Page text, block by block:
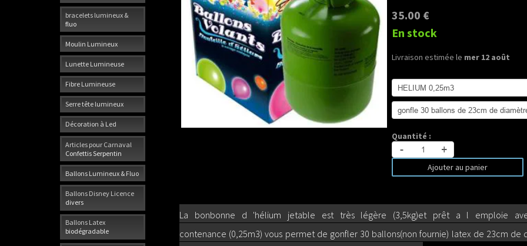
bracelets lumineux &
fluo
Moulin Lumineux
Lunette Lumineuse
Fibre Lumineuse
Serre tête lumineux
Décoration à Led
Articles pour Carnaval
Confettis Serpentin
Ballons Lumineux & Fluo
Ballons Disney Licence
divers
Ballons Latex
biodégradable
35.00 €
En stock
Livraison estimée le mer 12 août
Quantité :
- +
Ajouter au panier
La bonbonne d 'hélium jetable est très légère (3,5kg)et prêt a l emploie
contenance (0,25m3) vous permet de gonfler 30 ballons(non fournie) latex de 23cm de